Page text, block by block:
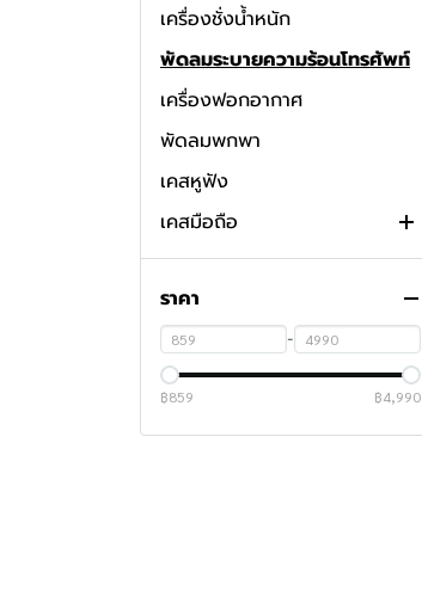
เครื่องชั่งน้ำหนัก
พัดลมระบายความร้อนโทรศัพท์
เครื่องฟอกอากาศ
พัดลมพกพา
เคสหูฟัง
เคสมือถือ
เคส Samsung
เคสไอโฟน
ไส้กรองเครื่องฟอกอากาศ
กล้องติดรถยนต์
อุปกรณ์เสริม
เครื่องดูดฝุ่น
ราคา
-
฿859 ฿4,990